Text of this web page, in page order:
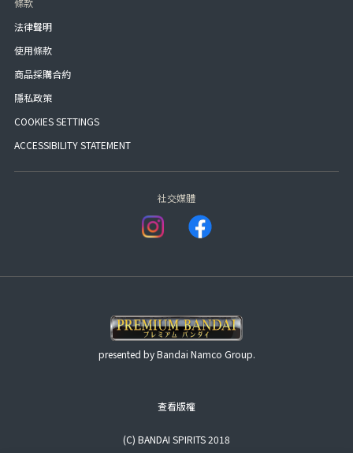
條款
法律聲明
使用條款
商品採購合約
隱私政策
COOKIES SETTINGS
ACCESSIBILITY STATEMENT
社交媒體
presented by Bandai Namco Group.
查看版權
(C) BANDAI SPIRITS 2018